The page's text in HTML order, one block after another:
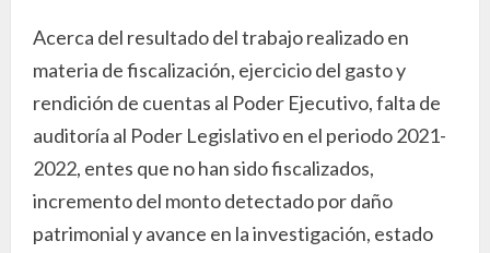
Acerca del resultado del trabajo realizado en
materia de fiscalización, ejercicio del gasto y
rendición de cuentas al Poder Ejecutivo, falta de
auditoría al Poder Legislativo en el periodo 2021-
2022, entes que no han sido fiscalizados,
incremento del monto detectado por daño
patrimonial y avance en la investigación, estado